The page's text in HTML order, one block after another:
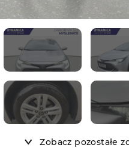
Zobacz pozostałe